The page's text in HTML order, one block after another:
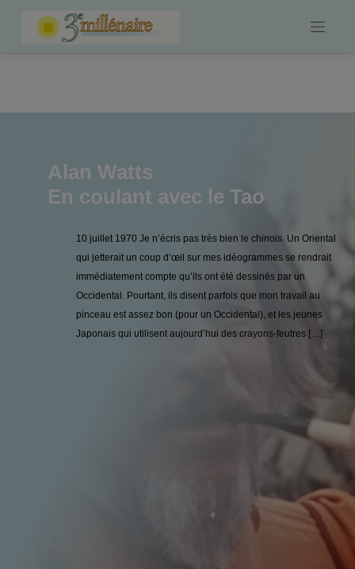
Alan Watts
En coulant avec le Tao
10 juillet 1970 Je n’écris pas très bien le chinois. Un Oriental
qui jetterait un coup d’œil sur mes idéogrammes se rendrait
immédiatement compte qu’ils ont été dessinés par un
Occidental. Pourtant, ils disent parfois que mon travail au
pinceau est assez bon (pour un Occidental), et les jeunes
Japonais qui utilisent aujourd’hui des crayons-feutres […]